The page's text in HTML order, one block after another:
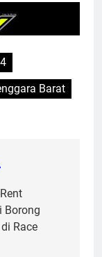
Barat
Borong
Race